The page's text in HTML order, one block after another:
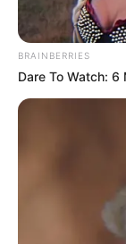
BRAINBERRIES
Dare To Watch: 6